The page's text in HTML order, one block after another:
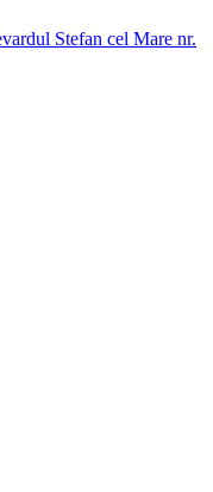
Stefan cel Mare nr.